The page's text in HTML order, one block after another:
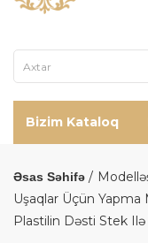
Bizim Kataloq
Əsas Səhifə
Uşaqlar Üçün Yapma
Plastilin Dəsti Stek